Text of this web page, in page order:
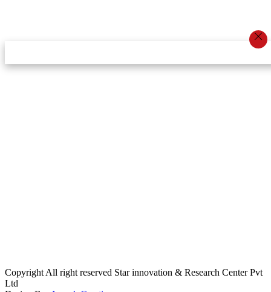
Copyright All right reserved Star innovation & Research Center Pvt
Ltd